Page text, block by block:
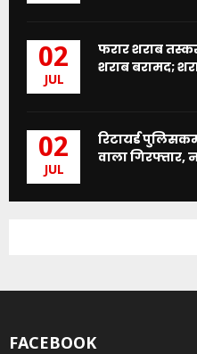
02
JUL
फरार शराब
शराब बरामद;
02
JUL
रिटायर्ड
वाला गिरफ्तार,
FACEBOOK